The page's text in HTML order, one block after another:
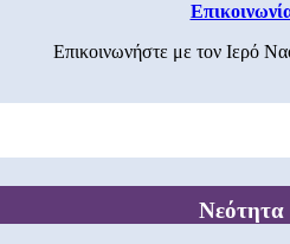
Επικοινωνήστε με τον Ιερό
Νεότητα